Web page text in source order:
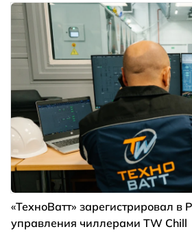
«ТехноВатт» зарегистрировал в
управления чиллерами TW Chill